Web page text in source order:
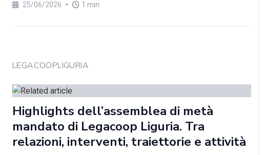
25/06/2026 • 1 min
LEGACOOPLIGURIA
Highlights dell’assemblea di metà
mandato di Legacoop Liguria. Tra
relazioni, interventi, traiettorie e attività